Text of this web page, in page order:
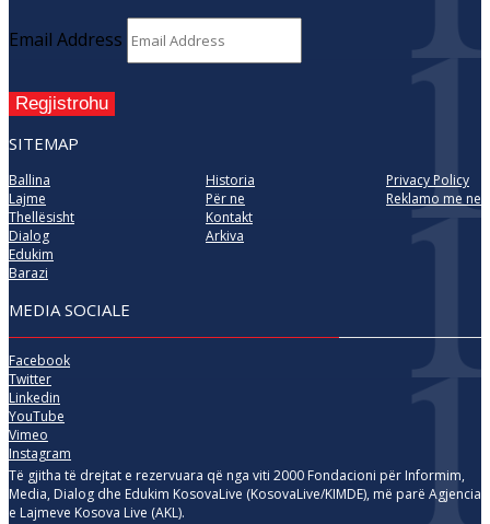
Email Address
Regjistrohu
SITEMAP
Ballina
Lajme
Thellësisht
Dialog
Edukim
Barazi
Historia
Për ne
Kontakt
Arkiva
Privacy Policy
Reklamo me ne
MEDIA SOCIALE
Facebook
Twitter
Linkedin
YouTube
Vimeo
Instagram
Të gjitha të drejtat e rezervuara që nga viti 2000 Fondacioni për Informim,
Media, Dialog dhe Edukim KosovaLive (KosovaLive/KIMDE), më parë Agjencia
e Lajmeve Kosova Live (AKL).